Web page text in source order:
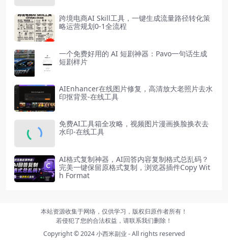
跨境电商AI Skill工具，一键生成流量路径转化策
略运营规划0-1全流程
一个免费好用的 AI 短剧神器：Pavo一句话生成
短剧样片
AIEnhancer在线图片修复，高清放大老照片去水
印抠背景-在线工具
免费AI工具箱全攻略，视频图片漫画换脸换衣去
水印-在线工具
AI格式复制神器，AI回答内容复制格式总乱码？
完美一键保留原格式复制，浏览器插件Copy Wit
h Format
本站资源收集于网络，仅供学习，版权归原作者所有！
若侵犯了您的合法权益，请联系我们删除！
Copyright © 2024小西米副业 - All rights reserved